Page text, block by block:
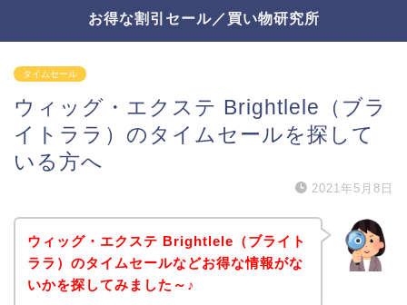
お得な割引セール／買い物研究所
タイムセール
ウィッグ・エクステ Brightlele（ブラ
イトララ）のタイムセールを探して
いる方へ
2021年5月8日
ウィッグ・エクステ Brightlele（ブライト
ララ）のタイムセールなどお得な情報がな
いかを探してみました～♪